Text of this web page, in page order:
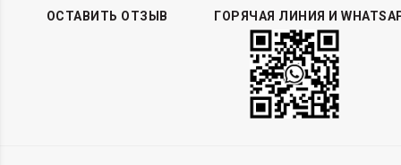
ОСТАВИТЬ ОТЗЫВ ГОРЯЧАЯ ЛИНИЯ И